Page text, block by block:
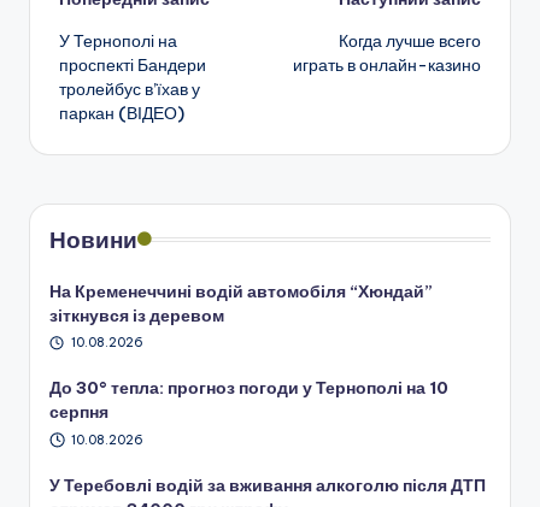
по
запису
У Тернополі на
проспекті Бандери
тролейбус в’їхав у
паркан (ВІДЕО)
Когда лучше всего
играть в онлайн-казино
Новини
На Кременеччині водій автомобіля “Хюндай”
зіткнувся із деревом
10.08.2026
До 30° тепла: прогноз погоди у Тернополі на 10
серпня
10.08.2026
У Теребовлі водій за вживання алкоголю після ДТП